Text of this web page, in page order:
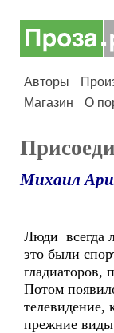
Авторы
Магазин
О
Михаил
Люди всегда
это были
гладиаторов,
Потом
телевидение,
прежние